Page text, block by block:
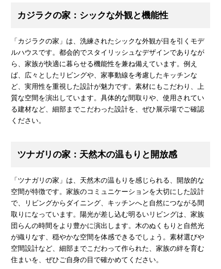
カジラクの家：シックな外観と機能性
「カジラクの家」は、洗練されたシックな外観が目を引くモデ
ルハウスです。都会的でスタイリッシュなデザインでありなが
ら、家族が快適に暮らせる機能性を兼ね備えています。例え
ば、広々としたリビングや、家事動線を考慮したキッチンな
ど、実用性を重視した設計が魅力です。素材にもこだわり、上
質な空間を演出しています。具体的な間取りや、使用されてい
る建材など、細部までこだわった設計を、ぜひ展示場でご確認
ください。
ツナガリの家：天然木の温もりと開放感
「ツナガリの家」は、天然木の温もりを感じられる、開放的な
空間が特徴です。家族のコミュニケーションを大切にした設計
で、リビングからダイニング、キッチンへと自然につながる間
取りになっています。陽光が差し込む明るいリビングは、家族
団らんの時間をより豊かに演出します。木のぬくもりと自然光
が織りなす、穏やかな空間を体感できるでしょう。素材選びや
空間設計など、細部までこだわって作られた、家族の絆を育む
住まいを、ぜひご自身の目で確かめてください。